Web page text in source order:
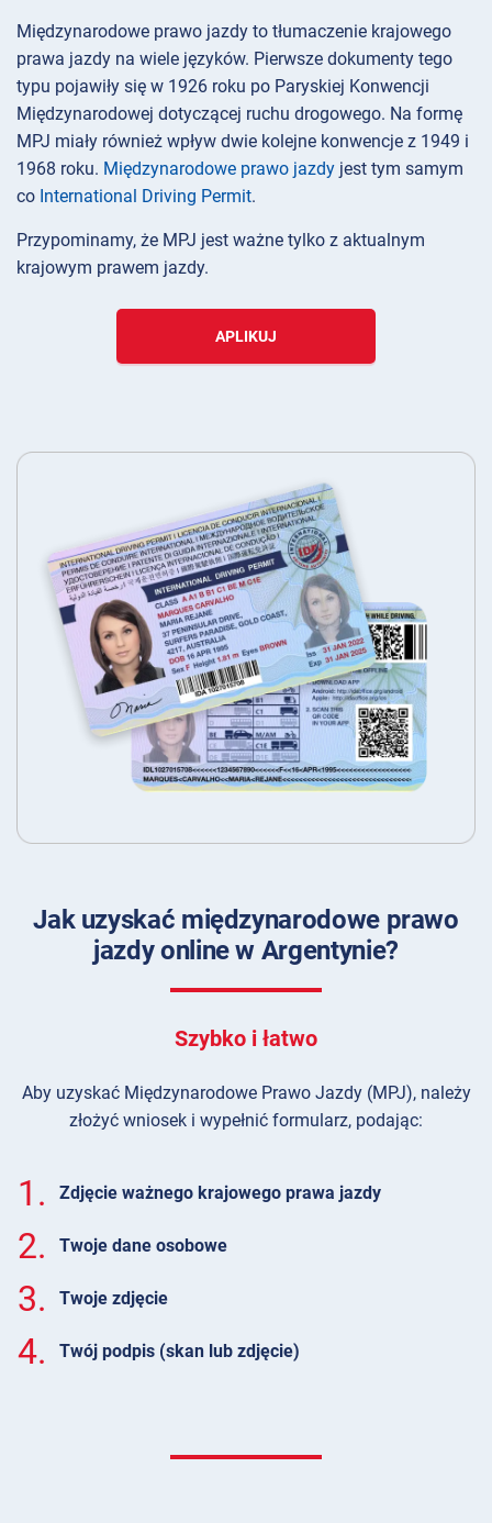
Międzynarodowe prawo jazdy to tłumaczenie krajowego
prawa jazdy na wiele języków. Pierwsze dokumenty tego
typu pojawiły się w 1926 roku po Paryskiej Konwencji
Międzynarodowej dotyczącej ruchu drogowego. Na formę
MPJ miały również wpływ dwie kolejne konwencje z 1949 i
1968 roku. Międzynarodowe prawo jazdy jest tym samym
co International Driving Permit.
Przypominamy, że MPJ jest ważne tylko z aktualnym
krajowym prawem jazdy.
APLIKUJ
Jak uzyskać międzynarodowe prawo
jazdy online w Argentynie?
Szybko i łatwo
Aby uzyskać Międzynarodowe Prawo Jazdy (MPJ), należy
złożyć wniosek i wypełnić formularz, podając:
1. Zdjęcie ważnego krajowego prawa jazdy
2. Twoje dane osobowe
3. Twoje zdjęcie
4. Twój podpis (skan lub zdjęcie)